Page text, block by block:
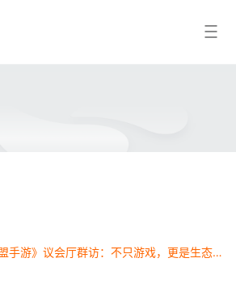
《英雄联盟手游》议会厅群访：不只游戏，更是生态。 - 爱游戏app体育